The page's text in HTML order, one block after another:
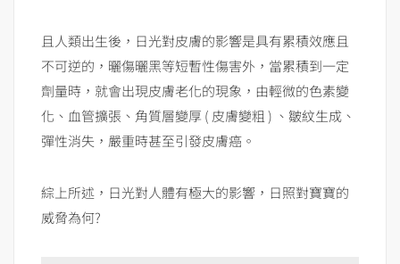
且人類出生後，日光對皮膚的影響是具有累積效應且
不可逆的，曬傷曬黑等短暫性傷害外，當累積到一定
劑量時，就會出現皮膚老化的現象，由輕微的色素變
化、血管擴張、角質層變厚 ( 皮膚變粗 ) 、皺紋生成、
彈性消失，嚴重時甚至引發皮膚癌。
綜上所述，日光對人體有極大的影響，日照對寶寶的
威脅為何?